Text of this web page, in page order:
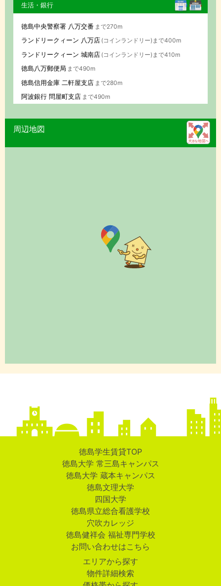
生活・銀行
徳島中央警察署 八万交番 まで270m
ランドリークィーン 八万店 (コインランドリー)まで400m
ランドリークィーン 城南店 (コインランドリー)まで410m
徳島八万郵便局 まで490m
徳島信用金庫 二軒屋支店 まで280m
阿波銀行 問屋町支店 まで490m
周辺地図
徳島学生賃貸TOP
徳島大学 常三島キャンパス
徳島大学 蔵本キャンパス
徳島文理大学
四国大学
徳島県立総合看護学校
穴吹カレッジ
徳島健祥会 福祉専門学校
お問い合わせはこちら
エリアから探す
物件詳細検索